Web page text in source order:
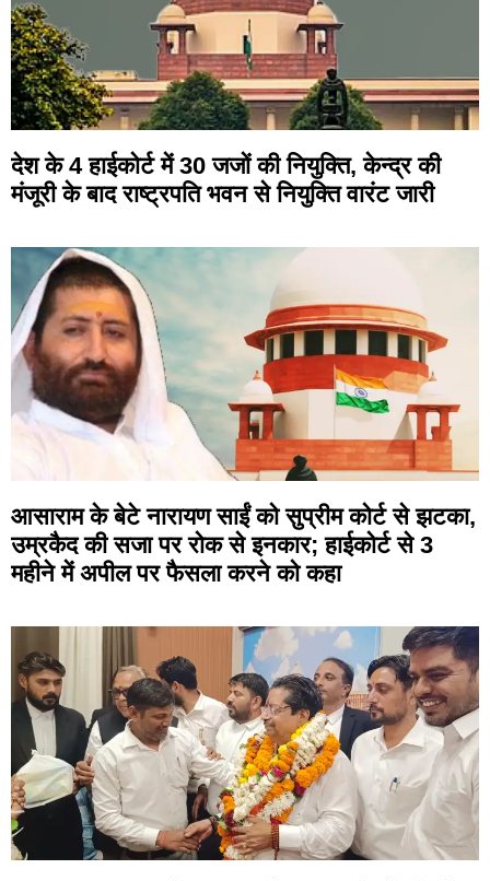
देश के 4 हाईकोर्ट में 30 जजों की नियुक्ति, केन्द्र की
मंजूरी के बाद राष्ट्रपति भवन से नियुक्ति वारंट जारी
आसाराम के बेटे नारायण साईं को सुप्रीम कोर्ट से झटका,
उम्रकैद की सजा पर रोक से इनकार; हाईकोर्ट से 3
महीने में अपील पर फैसला करने को कहा